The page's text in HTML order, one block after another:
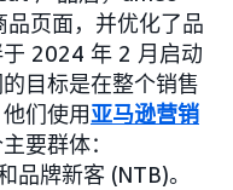
品页面，并优化了品
2024 年 2 月启动
目标是在整个销售
们使用亚马逊营销
要群体：
牌新客 (NTB)。